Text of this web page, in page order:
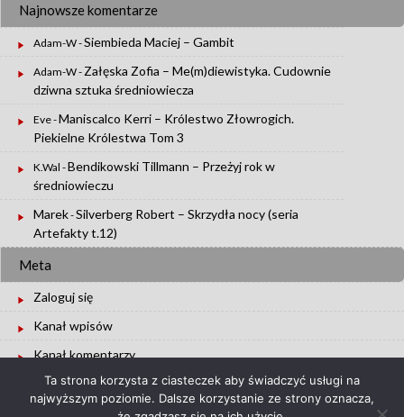
Najnowsze komentarze
Adam-W-Siembieda Maciej – Gambit
Adam-W- Załęska Zofia – Me(m)diewistyka. Cudownie
dziwna sztuka średniowiecza
Eve-Maniscalco Kerri – Królestwo Złowrogich.
Piekielne Królestwa Tom 3
K.Wal -Bendikowski Tillmann – Przeżyj rok w
średniowieczu
Marek-Silverberg Robert – Skrzydła nocy (seria
Artefakty t.12)
Meta
Zaloguj się
Kanał wpisów
Kanał komentarzy
WordPress.org
Ta strona korzysta z ciasteczek aby świadczyć usługi na
najwyższym poziomie. Dalsze korzystanie ze strony oznacza,